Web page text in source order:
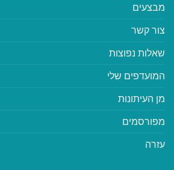
מבצעים
צור קשר
שאלות נפוצות
המועדפים שלי
מן העיתונות
מפורסמים
עזרה